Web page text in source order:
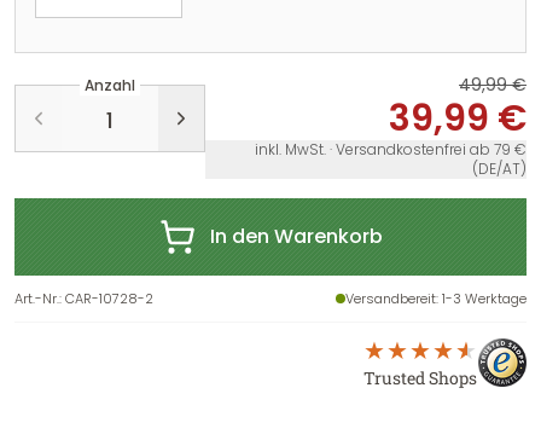
Anzahl 49,99 €
39,99 €
inkl. MwSt. · Versandkostenfrei ab 79 €
(DE/AT)
In den Warenkorb
Art.-Nr.:CAR-10728-2 Versandbereit: 1-3 Werktage
Trusted Shops